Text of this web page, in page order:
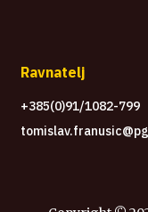
Ravnatelj
+385(0)91/1082-799